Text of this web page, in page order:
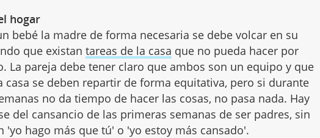
hogar
bebé la madre de forma necesaria se debe volcar en su
que existantareas de la casa que no pueda hacer por
La pareja debe tener claro que ambos son un equipo y que
casa se deben repartir de forma equitativa, pero si durante
no da tiempo de hacer las cosas, no pasa nada. Hay
del cansancio de las primeras semanas de ser padres, sin
'yo hago más que tú' o 'yo estoy más cansado'.